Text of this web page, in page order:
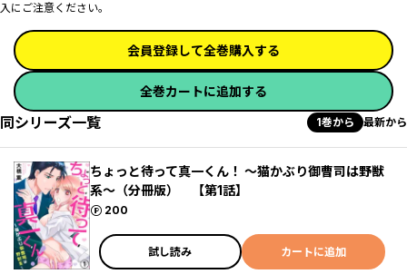
入にご注意ください。
会員登録して全巻購入する
全巻カートに追加する
同シリーズ一覧 1巻から 最新から
ちょっと待って真一くん！ ～猫かぶり御曹司は野獣
系～（分冊版） 【第1話】
200
ポイント
試し読み カートに追加